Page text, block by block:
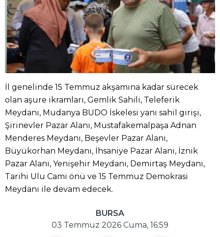
İl genelinde 15 Temmuz akşamına kadar sürecek
olan aşure ikramları, Gemlik Sahili, Teleferik
Meydanı, Mudanya BUDO İskelesi yanı sahil girişi,
Şirinevler Pazar Alanı, Mustafakemalpaşa Adnan
Menderes Meydanı, Beşevler Pazar Alanı,
Büyükorhan Meydanı, İhsaniye Pazar Alanı, İznik
Pazar Alanı, Yenişehir Meydanı, Demirtaş Meydanı,
Tarihi Ulu Cami önü ve 15 Temmuz Demokrasi
Meydanı ile devam edecek.
BURSA
03 Temmuz 2026 Cuma, 16:59